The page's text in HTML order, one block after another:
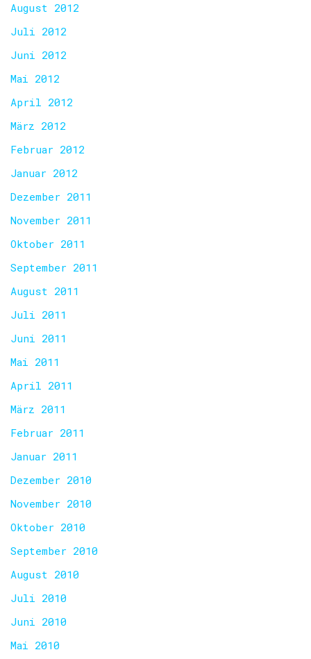
August 2012
Juli 2012
Juni 2012
Mai 2012
April 2012
März 2012
Februar 2012
Januar 2012
Dezember 2011
November 2011
Oktober 2011
September 2011
August 2011
Juli 2011
Juni 2011
Mai 2011
April 2011
März 2011
Februar 2011
Januar 2011
Dezember 2010
November 2010
Oktober 2010
September 2010
August 2010
Juli 2010
Juni 2010
Mai 2010